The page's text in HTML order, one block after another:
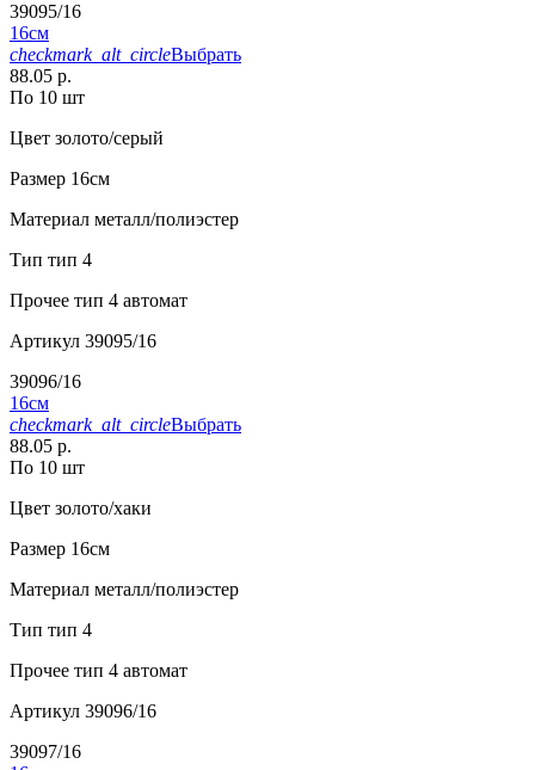
39095/16
16см
checkmark_alt_circleВыбрать
88.05 р.
По 10 шт
Цвет золото/серый
Размер 16см
Материал металл/полиэстер
Тип тип 4
Прочее тип 4 автомат
Артикул 39095/16
39096/16
16см
checkmark_alt_circleВыбрать
88.05 р.
По 10 шт
Цвет золото/хаки
Размер 16см
Материал металл/полиэстер
Тип тип 4
Прочее тип 4 автомат
Артикул 39096/16
39097/16